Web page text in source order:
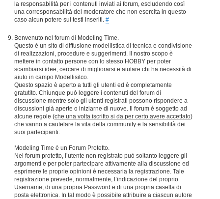
la responsabilità per i contenuti inviati ai forum, escludendo così
una corresponsabilità del moderatore che non esercita in questo
caso alcun potere sui testi inseriti. #
Benvenuto nel forum di Modeling Time.
Questo è un sito di diffusione modellistica di tecnica e condivisione
di realizzazioni, procedure e suggerimenti. Il nostro scopo è
mettere in contatto persone con lo stesso HOBBY per poter
scambiarsi idee, cercare di migliorarsi e aiutare chi ha necessità di
aiuto in campo Modellisitco.
Questo spazio è aperto a tutti gli utenti ed è completamente
gratutito. Chiunque può leggere i contenuti del forum di
discussione mentre solo gli utenti registrati possono rispondere a
discussioni già aperte o iniziarne di nuove. Il forum è soggetto ad
alcune regole (che una volta iscritto si da per certo avere accettato)
che vanno a cautelare la vita della community e la sensibilità dei
suoi partecipanti:
Modeling Time è un Forum Protetto.
Nel forum protetto, l’utente non registrato può soltanto leggere gli
argomenti e per poter partecipare attivamente alla discussione ed
esprimere le proprie opinioni è necessaria la registrazione. Tale
registrazione prevede, normalmente, l’indicazione del proprio
Username, di una propria Password e di una propria casella di
posta elettronica. In tal modo è possibile attribuire a ciascun autore